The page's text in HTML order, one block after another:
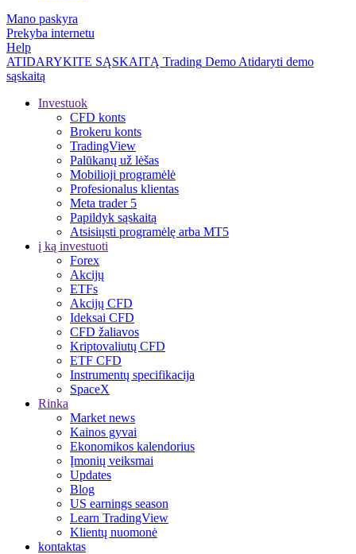
Mano paskyra
Prekyba internetu
Help
ATIDARYKITE SĄSKAITĄ Trading Demo Atidaryti demo
sąskaitą
Investuok
CFD konts
Brokeru konts
TradingView
Palūkanų už lėšas
Mobilioji programėlė
Profesionalus klientas
Meta trader 5
Papildyk sąskaitą
Atsisiųsti programėlę arba MT5
į ką investuoti
Forex
Akcijų
ETFs
Akcijų CFD
Ideksai CFD
CFD žaliavos
Kriptovaliutų CFD
ETF CFD
Instrumentų specifikacija
SpaceX
Rinka
Market news
Kainos gyvai
Ekonomikos kalendorius
Įmonių veiksmai
Updates
Blog
US earnings season
Learn TradingView
Klientų nuomonė
kontaktas